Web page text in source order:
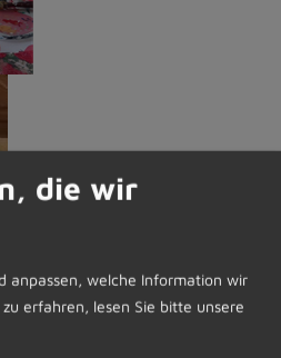
2026:
die wir
anpassen, welche Information wir
erfahren, lesen Sie bitte unsere